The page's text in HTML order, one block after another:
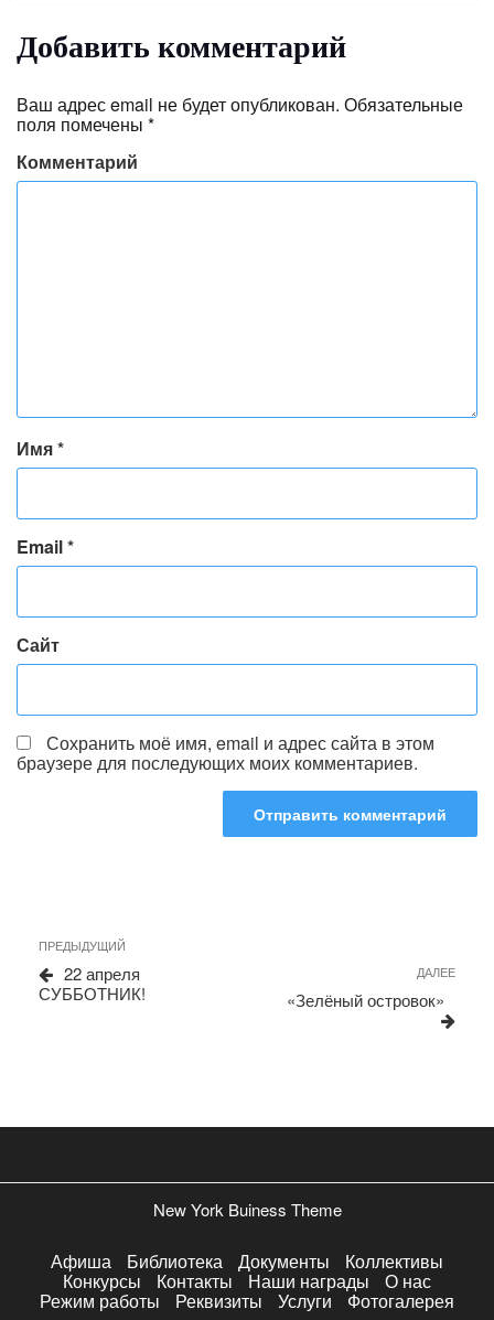
Добавить комментарий
Ваш адрес email не будет опубликован. Обязательные
поля помечены *
Комментарий
Имя*
Email*
Сайт
Сохранить моё имя, email и адрес сайта в этом
браузере для последующих моих комментариев.
Навигация
по
записям
Предыдущая
запись
ПРЕДЫДУЩИЙ
22 апреля
СУББОТНИК!
ДАЛЕЕ
«Зелёный островок»
New York Buiness Theme
Афиша Библиотека Документы Коллективы
Конкурсы Контакты Наши награды О нас
Режим работы Реквизиты Услуги Фотогалерея